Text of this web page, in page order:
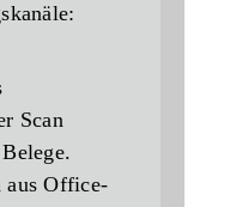
Scan
aus Office-